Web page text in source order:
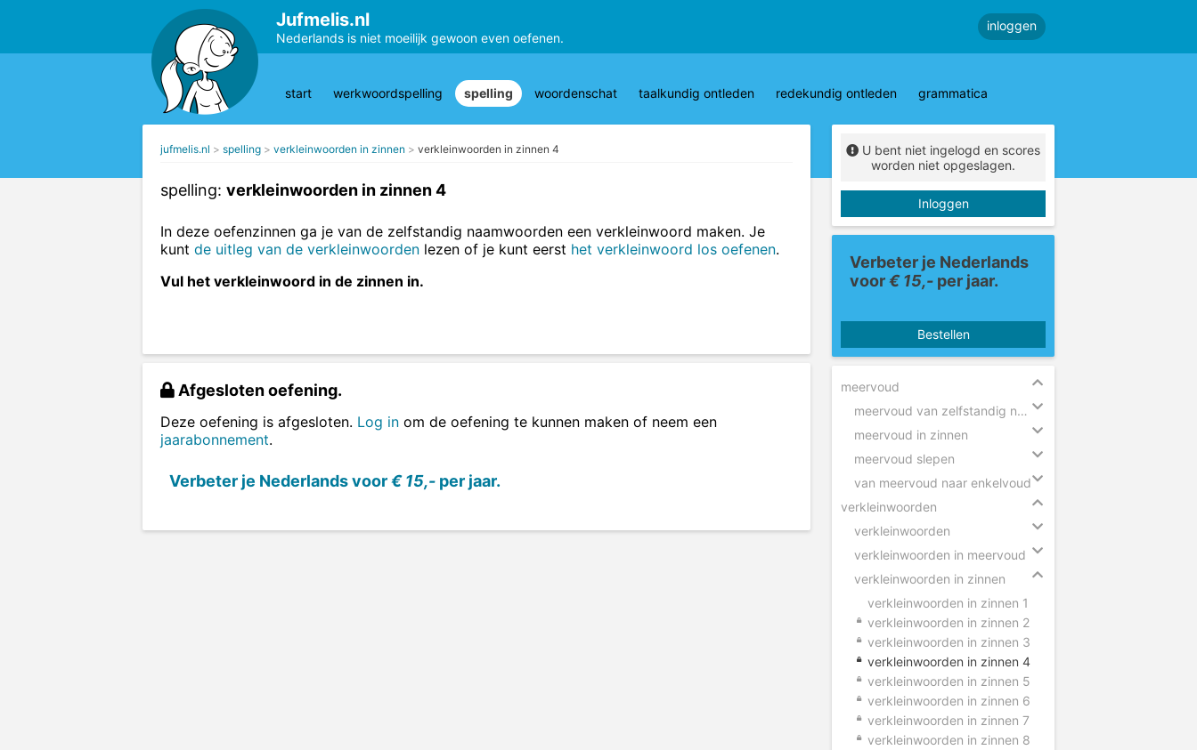
Jufmelis.nl
Nederlands is niet moeilijk gewoon even oefenen.
inloggen
start werkwoordspelling spelling woordenschat taalkundig ontleden redekundig ontleden grammatica
jufmelis.nl spelling verkleinwoorden in zinnen verkleinwoorden in zinnen 4
spelling: verkleinwoorden in zinnen 4
In deze oefenzinnen ga je van de zelfstandig naamwoorden een verkleinwoord maken. Je
kunt de uitleg van de verkleinwoorden lezen of je kunt eerst het verkleinwoord los oefenen.
Vul het verkleinwoord in de zinnen in.
Afgesloten oefening.
Deze oefening is afgesloten. Log in om de oefening te kunnen maken of neem een
jaarabonnement.
Verbeter je Nederlands voor€ 15,- per jaar.
U bent niet ingelogd en scores
worden niet opgeslagen.
Inloggen
Verbeter je Nederlands
voor€ 15,- per jaar.
Bestellen
meervoud
meervoud van zelfstandig naamwoorden
meervoud in zinnen
meervoud slepen
van meervoud naar enkelvoud
verkleinwoorden
verkleinwoorden
verkleinwoorden in meervoud
verkleinwoorden in zinnen
verkleinwoorden in zinnen 1
verkleinwoorden in zinnen 2
verkleinwoorden in zinnen 3
verkleinwoorden in zinnen 4
verkleinwoorden in zinnen 5
verkleinwoorden in zinnen 6
verkleinwoorden in zinnen 7
verkleinwoorden in zinnen 8